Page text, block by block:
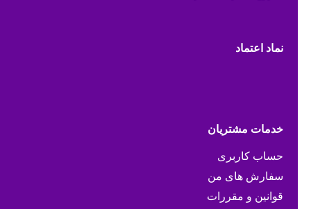
نماد اعتماد
خدمات مشتریان
حساب کاربری
سفارش های من
قوانین و مقررات